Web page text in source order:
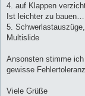
4. auf Klappen
Ist leichter zu bauen…
5.
Multislide
Ansonsten stimme
gewisse
Viele Grüße